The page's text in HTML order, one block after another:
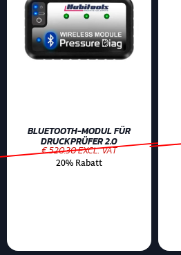
BLUETOOTH-MODUL FÜR
DRUCKPRÜFER 2.0
€ 520.30 EXCL. VAT
20% Rabatt